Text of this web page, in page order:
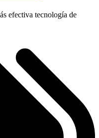
efectiva tecnología de